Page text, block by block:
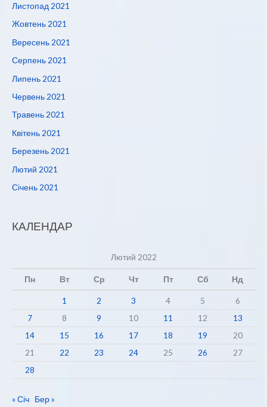
Листопад 2021
Жовтень 2021
Вересень 2021
Серпень 2021
Липень 2021
Червень 2021
Травень 2021
Квітень 2021
Березень 2021
Лютий 2021
Січень 2021
КАЛЕНДАР
Лютий 2022
Пн Вт Ср Чт Пт Сб Нд
1 2 3 4 5
6
7
8 9 10 11 12
13
14
15 16 17 18 19
20
21
22 23 24 25 26
27
28
« Січ Бер »